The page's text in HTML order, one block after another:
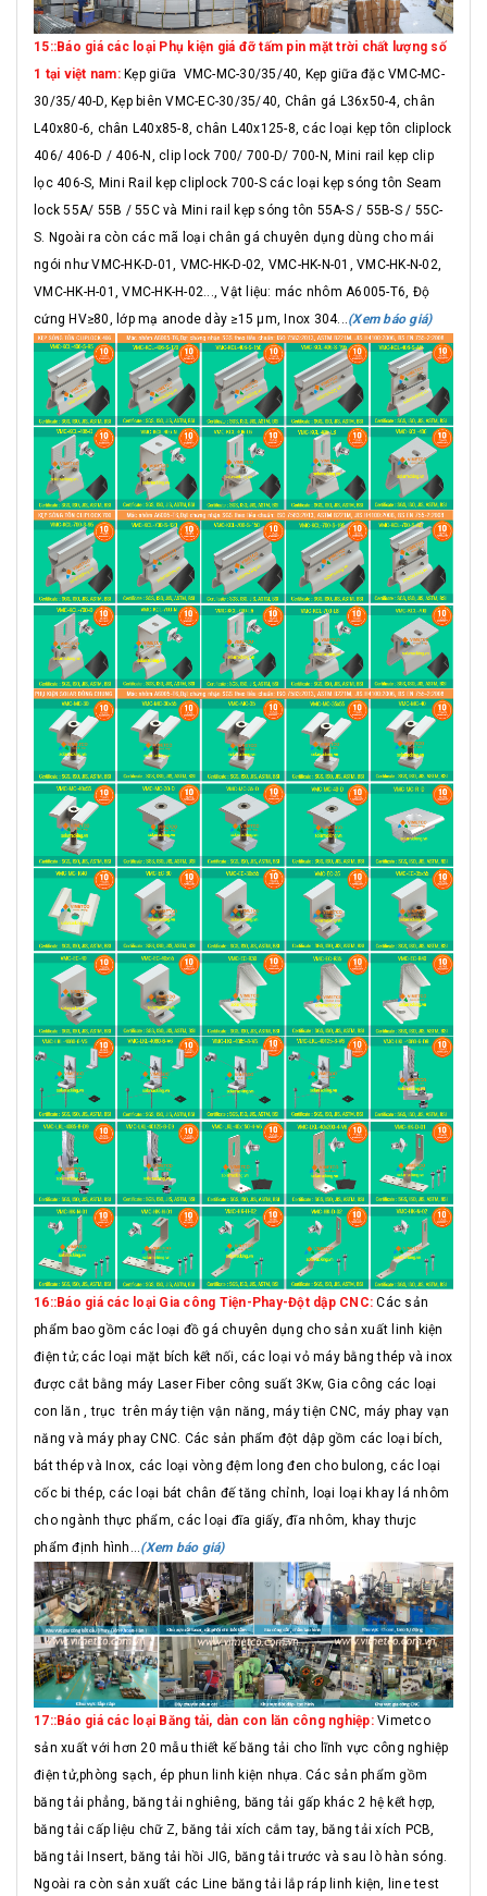
15::Báo giá các loại Phụ kiện giá đỡ tấm pin mặt trời chất lượng số
1 tại việt nam: Kẹp giữa VMC-MC-30/35/40, Kẹp giữa đặc VMC-MC-
30/35/40-D, Kẹp biên VMC-EC-30/35/40, Chân gá L36x50-4, chân
L40x80-6, chân L40x85-8, chân L40x125-8, các loại kẹp tôn cliplock
406/ 406-D / 406-N, clip lock 700/ 700-D/ 700-N, Mini rail kẹp clip
lọc 406-S, Mini Rail kẹp cliplock 700-S các loại kẹp sóng tôn Seam
lock 55A/ 55B / 55C và Mini rail kẹp sóng tôn 55A-S / 55B-S / 55C-
S. Ngoài ra còn các mã loại chân gá chuyên dụng dùng cho mái
ngói như VMC-HK-D-01, VMC-HK-D-02, VMC-HK-N-01, VMC-HK-N-02,
VMC-HK-H-01, VMC-HK-H-02..., Vật liệu: mác nhôm A6005-T6, Độ
cứng HV≥80, lớp mạ anode dày ≥15 μm, Inox 304... (Xem báo giá)
16::Báo giá các loại Gia công Tiện-Phay-Đột dập CNC: Các sản
phẩm bao gồm các loại đồ gá chuyên dụng cho sản xuất linh kiện
điện tử; các loại mặt bích kết nối, các loại vỏ máy bằng thép và inox
được cắt bằng máy Laser Fiber công suất 3Kw, Gia công các loại
con lăn , trục trên máy tiện vận năng, máy tiện CNC, máy phay vạn
năng và máy phay CNC. Các sản phẩm đột dập gồm các loại bích,
bát thép và Inox, các loại vòng đệm long đen cho bulong, các loại
cốc bi thép, các loại bát chân đế tăng chỉnh, loại loại khay lá nhôm
cho ngành thực phẩm, các loại đĩa giấy, đĩa nhôm, khay thưjc
phẩm định hình...(Xem báo giá)
17::Báo giá các loại Băng tải, dàn con lăn công nghiệp:Vimetco
sản xuất với hơn 20 mẫu thiết kế băng tải cho lĩnh vực công nghiệp
điện tử,phòng sạch, ép phun linh kiện nhựa. Các sản phẩm gồm
băng tải phẳng, băng tải nghiêng, băng tải gấp khác 2 hệ kết hợp,
băng tải cấp liệu chữ Z, băng tải xích cắm tay, băng tải xích PCB,
băng tải Insert, băng tải hồi JIG, băng tải trước và sau lò hàn sóng.
Ngoài ra còn sản xuất các Line băng tải lắp ráp linh kiện, line test